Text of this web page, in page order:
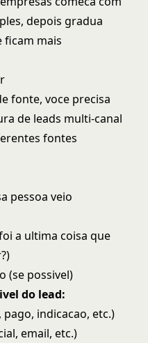
depois gradua
mais
fonte, voce precisa
de leads multi-canal
fontes
pessoa veio
a ultima coisa que
(se possivel)
do lead:
indicacao, etc.)
email, etc.)